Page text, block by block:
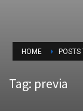
HOME POSTS
Tag: previa